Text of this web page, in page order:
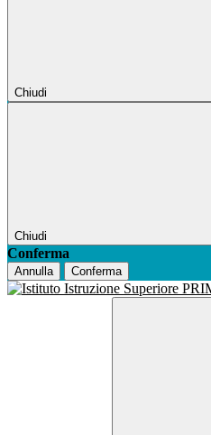
Chiudi
Chiudi
Conferma
Annulla Conferma